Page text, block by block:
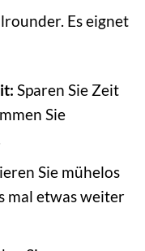
Es eignet
Sparen Sie Zeit
Sie
Sie mühelos
mal etwas weiter